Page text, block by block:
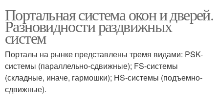
Портальная система окон и дверей.
Разновидности раздвижных
систем
Порталы на рынке представлены тремя видами: PSK-
системы (параллельно-сдвижные); FS-системы
(складные, иначе, гармошки); HS-системы (подъемно-
сдвижные).